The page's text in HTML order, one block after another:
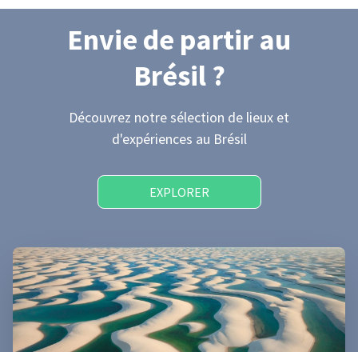
Envie de partir au
Brésil?
Découvrez notre sélection de lieux et
d'expériences au Brésil
EXPLORER